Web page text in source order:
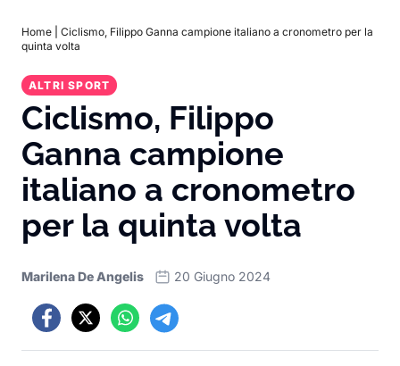
Home
Ciclismo, Filippo Ganna campione italiano a cronometro per la
quinta volta
ALTRI SPORT
Ciclismo, Filippo
Ganna campione
italiano a cronometro
per la quinta volta
Marilena De Angelis 20 Giugno 2024